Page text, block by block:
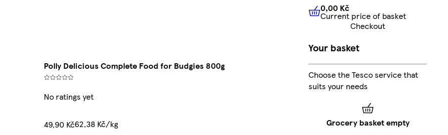
Polly Delicious Complete Food for Budgies 800g
No ratings yet
49,90 Kč62,38 Kč/kg
0,00 KčCurrent price of
0,00 Kč
Current price of basket
Checkout
Your basket
Choose the Tesco service that
suits your needs
Grocery basket empty